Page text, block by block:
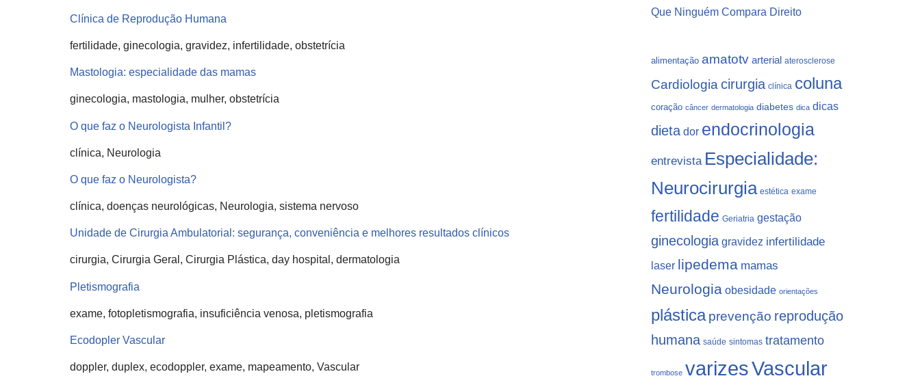
Clínica de Reprodução Humana
fertilidade, ginecologia, gravidez, infertilidade, obstetrícia
Mastologia: especialidade das mamas
ginecologia, mastologia, mulher, obstetrícia
O que faz o Neurologista Infantil?
clínica, Neurologia
O que faz o Neurologista?
clínica, doenças neurológicas, Neurologia, sistema nervoso
Unidade de Cirurgia Ambulatorial: segurança, conveniência e melhores resultados clínicos
cirurgia, Cirurgia Geral, Cirurgia Plástica, day hospital, dermatologia
Pletismografia
exame, fotopletismografia, insuficiência venosa, pletismografia
Ecodopler Vascular
doppler, duplex, ecodoppler, exame, mapeamento, Vascular
Que Ninguém Compara Direito
alimentação amatotv arterial aterosclerose
Cardiologia cirurgia clínica coluna
coração câncer dermatologia diabetes dica dicas
dieta dor endocrinologia
entrevista Especialidade:
Neurocirurgia estética exame
fertilidade Geriatria gestação
ginecologia gravidez infertilidade
laser lipedema mamas
Neurologia obesidade orientações
plástica prevenção reprodução
humana saúde sintomas tratamento
trombose varizesVascular